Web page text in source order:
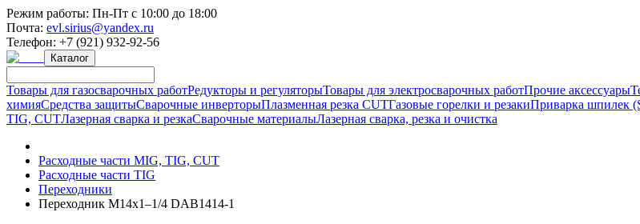
Режим работы: Пн-Пт с 10:00 до 18:00
Почта: evl.sirius@yandex.ru
Телефон: +7 (921) 932-92-56
Каталог
Товары для газосварочных работРедукторы и регуляторыТовары для электросварочных работПрочие аксессуары
химияСредства защитыСварочные инверторыПлазменная резка CUTГазовые горелки и резакиПриварка шпилек
TIG, CUTЛазерная сварка и резкаСварочные материалыЛазерная сварка, резка и очистка
Расходные части MIG, TIG, CUT
Расходные части TIG
Переходники
Переходник M14х1–1/4 DAB1414-1